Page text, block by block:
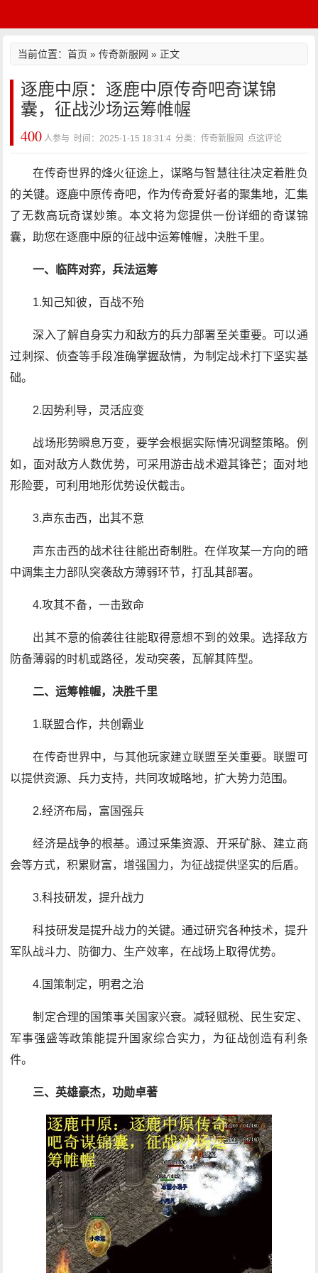
当前位置：首页 »传奇新服网 » 正文
逐鹿中原：逐鹿中原传奇吧奇谋锦
囊，征战沙场运筹帷幄
400 人参与 时间：2025-1-15 18:31:4 分类：传奇新服网 点这评论
在传奇世界的烽火征途上，谋略与智慧往往决定着胜负
的关键。逐鹿中原传奇吧，作为传奇爱好者的聚集地，汇集
了无数高玩奇谋妙策。本文将为您提供一份详细的奇谋锦
囊，助您在逐鹿中原的征战中运筹帷幄，决胜千里。
一、临阵对弈，兵法运筹
1.知己知彼，百战不殆
深入了解自身实力和敌方的兵力部署至关重要。可以通
过刺探、侦查等手段准确掌握敌情，为制定战术打下坚实基
础。
2.因势利导，灵活应变
战场形势瞬息万变，要学会根据实际情况调整策略。例
如，面对敌方人数优势，可采用游击战术避其锋芒；面对地
形险要，可利用地形优势设伏截击。
3.声东击西，出其不意
声东击西的战术往往能出奇制胜。在佯攻某一方向的暗
中调集主力部队突袭敌方薄弱环节，打乱其部署。
4.攻其不备，一击致命
出其不意的偷袭往往能取得意想不到的效果。选择敌方
防备薄弱的时机或路径，发动突袭，瓦解其阵型。
二、运筹帷幄，决胜千里
1.联盟合作，共创霸业
在传奇世界中，与其他玩家建立联盟至关重要。联盟可
以提供资源、兵力支持，共同攻城略地，扩大势力范围。
2.经济布局，富国强兵
经济是战争的根基。通过采集资源、开采矿脉、建立商
会等方式，积累财富，增强国力，为征战提供坚实的后盾。
3.科技研发，提升战力
科技研发是提升战力的关键。通过研究各种技术，提升
军队战斗力、防御力、生产效率，在战场上取得优势。
4.国策制定，明君之治
制定合理的国策事关国家兴衰。减轻赋税、民生安定、
军事强盛等政策能提升国家综合实力，为征战创造有利条
件。
三、英雄豪杰，功勋卓著